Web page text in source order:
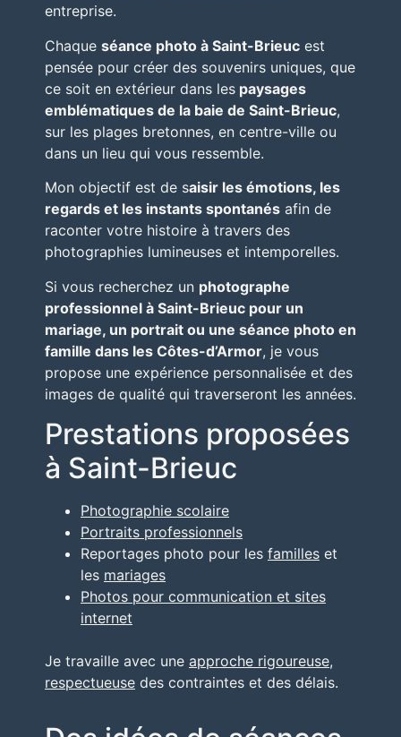
entreprise.
Chaque séance photo à Saint-Brieuc est
pensée pour créer des souvenirs uniques, que
ce soit en extérieur dans les paysages
emblématiques de la baie de Saint-Brieuc,
sur les plages bretonnes, en centre-ville ou
dans un lieu qui vous ressemble.
Mon objectif est de saisir les émotions, les
regards et les instants spontanés afin de
raconter votre histoire à travers des
photographies lumineuses et intemporelles.
Si vous recherchez un photographe
professionnel à Saint-Brieuc pour un
mariage, un portrait ou une séance photo en
famille dans les Côtes-d’Armor, je vous
propose une expérience personnalisée et des
images de qualité qui traverseront les années.
Prestations proposées
à Saint-Brieuc
Photographie scolaire
Portraits professionnels
Reportages photo pour les familles et
les mariages
Photos pour communication et sites
internet
Je travaille avec une approche rigoureuse,
respectueuse des contraintes et des délais.